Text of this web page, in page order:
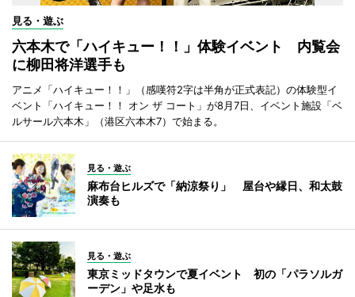
見る・遊ぶ
六本木で「ハイキュー！！」体験イベント 内覧会
に柳田将洋選手も
アニメ「ハイキュー！！」（感嘆符2字は半角が正式表記）の体験型イ
ベント「ハイキュー！！ オン ザ コート」が8月7日、イベント施設「ベ
ルサール六本木」（港区六本木7）で始まる。
見る・遊ぶ
麻布台ヒルズで「納涼祭り」 屋台や縁日、和太鼓
演奏も
見る・遊ぶ
東京ミッドタウンで夏イベント 初の「パラソルガ
ーデン」や足水も